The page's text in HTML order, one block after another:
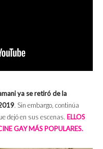
ya se retiró de la
. Sin embargo, continúa
dejó en sus escenas. ELLOS
GAY MÁS POPULARES.